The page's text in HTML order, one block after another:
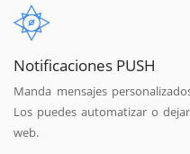
Notificaciones PUSH
Manda mensajes
Los puedes automatizar o
web.